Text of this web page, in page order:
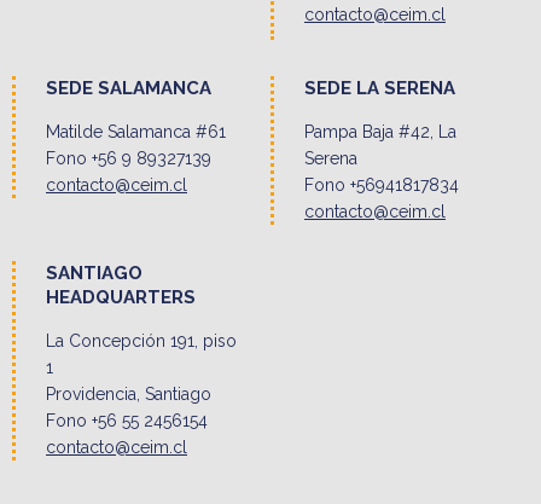
contacto@ceim.cl
SEDE SALAMANCA
Matilde Salamanca #61
Fono +56 9 89327139
contacto@ceim.cl
SEDE LA SERENA
Pampa Baja #42, La
Serena
Fono +56941817834
contacto@ceim.cl
SANTIAGO
HEADQUARTERS
La Concepción 191, piso
1
Providencia, Santiago
Fono +56 55 2456154
contacto@ceim.cl